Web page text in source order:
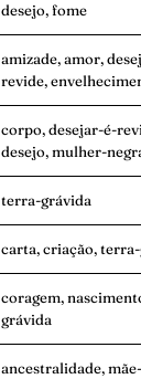
desejo, fome
amizade, amor,
revide,
corpo, desejar-é-
desejo, mulher-
terra-grávida
carta, criação,
coragem,
grávida
ancestralidade,